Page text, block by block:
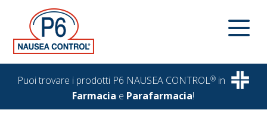
Puoi trovare i prodotti P6 NAUSEA CONTROL® in
Farmacia e Parafarmacia!